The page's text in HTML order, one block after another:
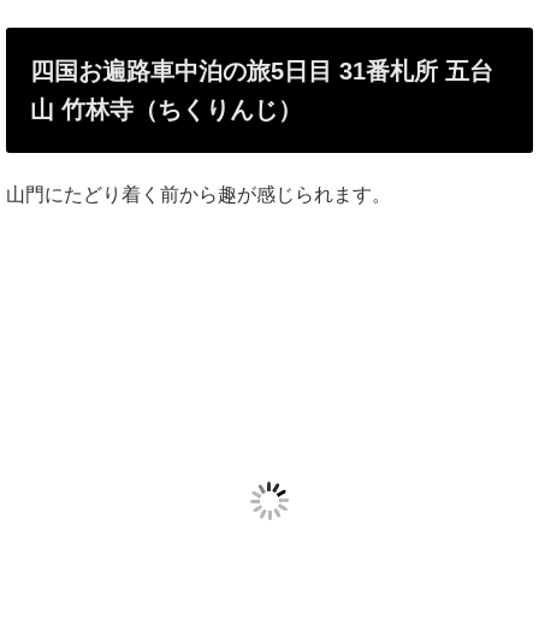
四国お遍路車中泊の旅5日目 31番札所 五台
山 竹林寺（ちくりんじ）
山門にたどり着く前から趣が感じられます。